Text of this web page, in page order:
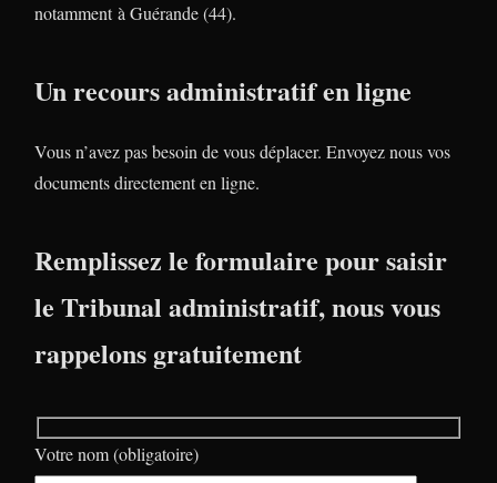
notamment à Guérande (44).
Un recours administratif en ligne
Vous n’avez pas besoin de vous déplacer. Envoyez nous vos
documents directement en ligne.
Remplissez le formulaire pour saisir
le Tribunal administratif, nous vous
rappelons gratuitement
Votre nom (obligatoire)